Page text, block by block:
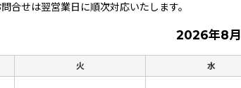
合せは翌営業日に順次対応いたします。
2026年8月
火 水